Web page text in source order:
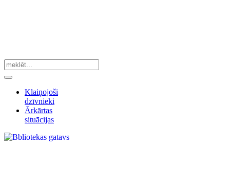
Klaiņojoši
dzīvnieki
Ārkārtas
situācijas